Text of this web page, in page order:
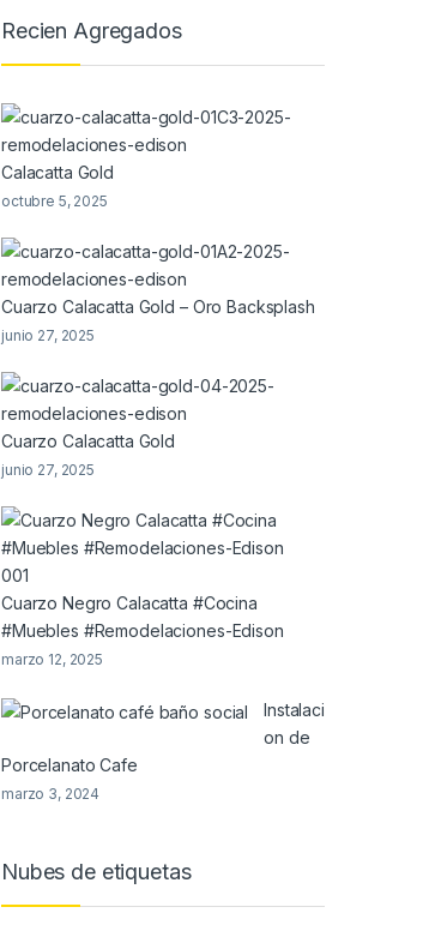
Recien Agregados
Calacatta Gold
octubre 5, 2025
Cuarzo Calacatta Gold – Oro Backsplash
junio 27, 2025
Cuarzo Calacatta Gold
junio 27, 2025
Cuarzo Negro Calacatta #Cocina
#Muebles #Remodelaciones-Edison
marzo 12, 2025
Instalaci
on de
Porcelanato Cafe
marzo 3, 2024
Nubes de etiquetas